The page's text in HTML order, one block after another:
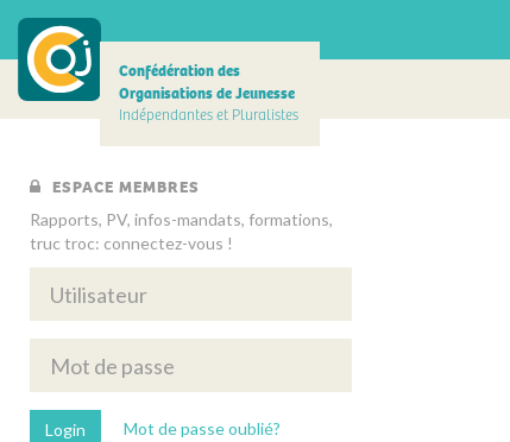
Confédération des
Organisations de Jeunesse
Indépendantes et Pluralistes
ESPACE MEMBRES
Rapports, PV, infos-mandats, formations,
truc troc: connectez-vous !
Mot de passe oublié?